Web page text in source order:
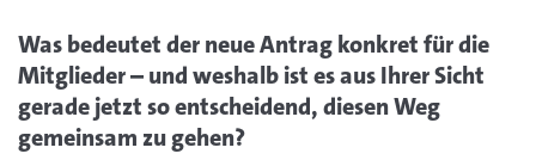
Was bedeutet der neue Antrag konkret für die
Mitglieder – und weshalb ist es aus Ihrer Sicht
gerade jetzt so entscheidend, diesen Weg
gemeinsam zu gehen?